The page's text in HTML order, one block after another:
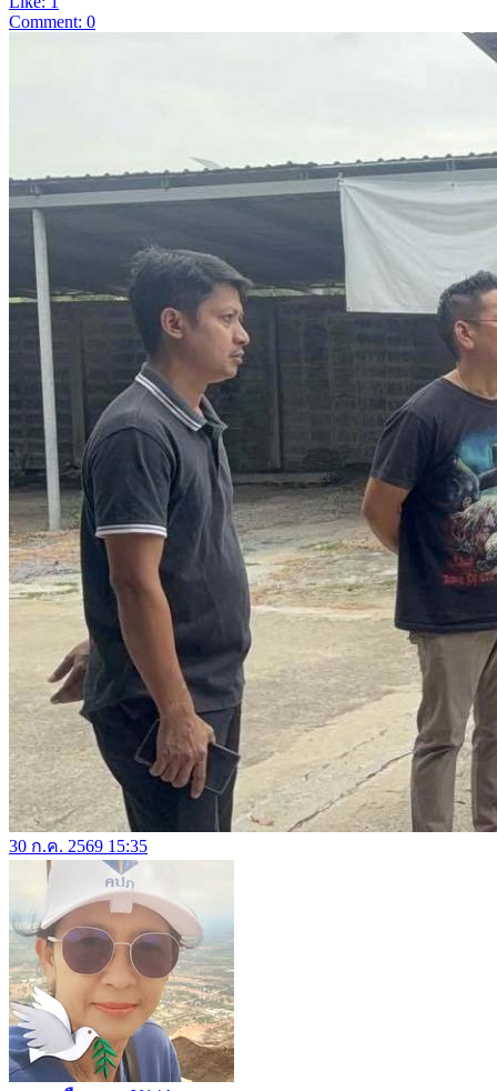
Comment: 0
30 ก.ค. 2569 15:35